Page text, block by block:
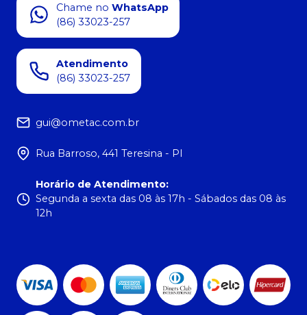
Chame no WhatsApp
(86) 33023-257
Atendimento
(86) 33023-257
gui@ometac.com.br
Rua Barroso, 441 Teresina - PI
Horário de Atendimento:
Segunda a sexta das 08 às 17h - Sábados das 08 às
12h